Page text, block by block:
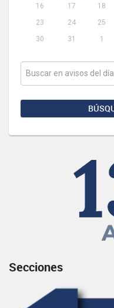
16
17 18
23
24 25
30
31 1
Secciones